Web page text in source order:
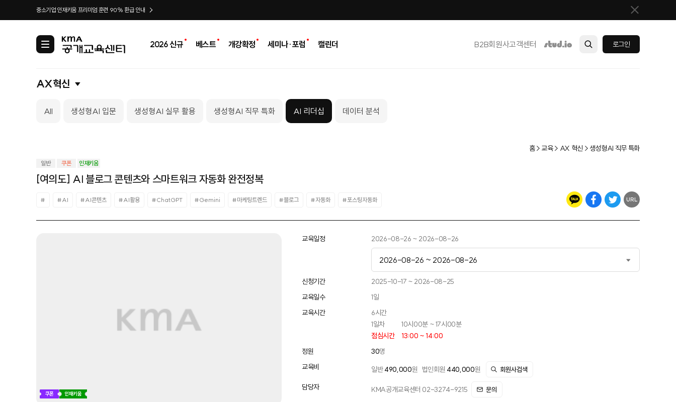
중소기업 인재키움 프리미엄 훈련 90% 환급 안내
카
테
2026 신규 베스트 개강확정 세미나·포럼 캘린더 B2B회원사고객센터 로그인
AX혁신
All 생성형AI 입문 생성형AI 실무 활용 생성형AI 직무 특화 AI 리더십 데이터 분석
홈 > 교육 > AX 혁신 > 생성형AI 직무 특화
일반 쿠폰 인재키움
[여의도] AI 블로그 콘텐츠와 스마트워크 자동화 완전정복
# #AI #AI콘텐츠 #AI활용 #ChatGPT #Gemini #마케팅트렌드 #블로그 #자동화 #포스팅자동화 URL
쿠폰 인재키움
교육일정 2026-08-26 ~ 2026-08-26
2026-08-26 ~ 2026-08-26
2026-05-26 ~ 2026-05-26
2026-10-21 ~ 2026-10-21
2026-12-23 ~ 2026-12-23
신청기간
2025-10-17 ~ 2026-08-25
교육일수
1일
교육시간
6시간
1일차
10시00분 ~ 17시00분
점심시간
13:00 ~ 14:00
정원
30명
교육비
일반 490,000원 법인회원 440,000원 회원사검색
담당자 KMA공개교육센터 02-3274-9215 문의